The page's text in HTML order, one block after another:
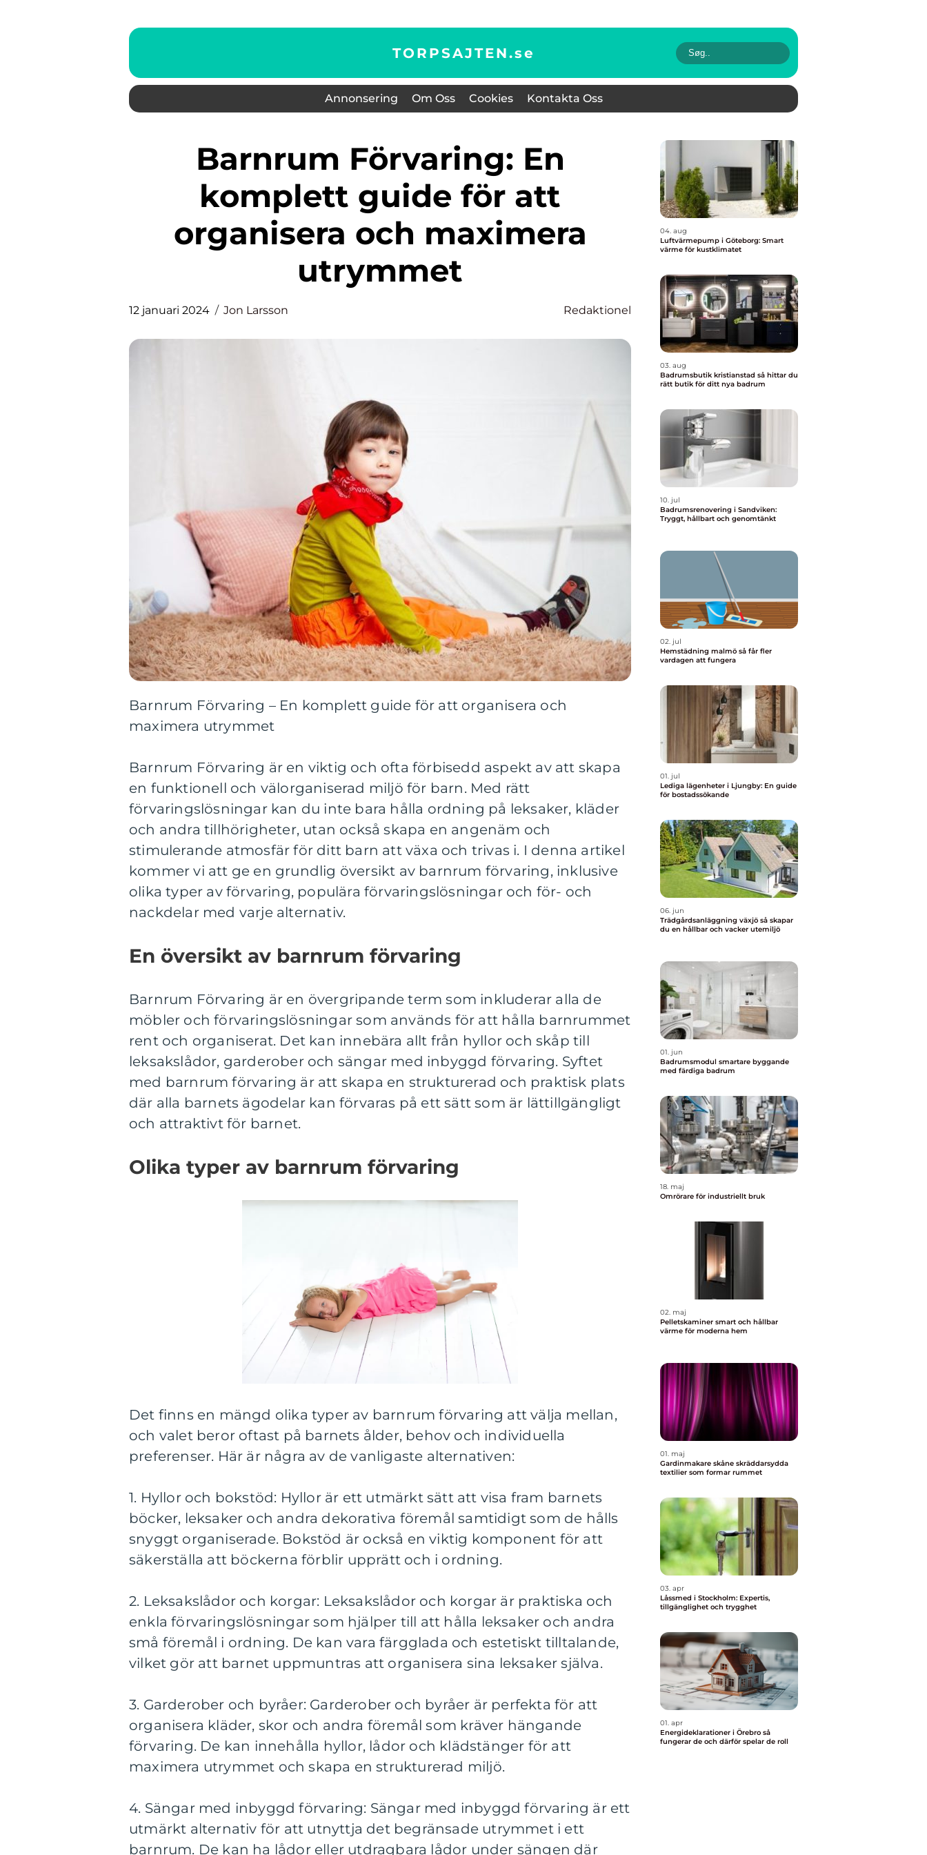
TORPSAJTEN.se
Annonsering Om Oss Cookies Kontakta Oss
Barnrum Förvaring: En
komplett guide för att
organisera och maximera
utrymmet
12 januari 2024 Jon Larsson Redaktionel
Barnrum Förvaring – En komplett guide för att organisera och
maximera utrymmet
Barnrum Förvaring är en viktig och ofta förbisedd aspekt av att skapa
en funktionell och välorganiserad miljö för barn. Med rätt
förvaringslösningar kan du inte bara hålla ordning på leksaker, kläder
och andra tillhörigheter, utan också skapa en angenäm och
stimulerande atmosfär för ditt barn att växa och trivas i. I denna artikel
kommer vi att ge en grundlig översikt av barnrum förvaring, inklusive
olika typer av förvaring, populära förvaringslösningar och för- och
nackdelar med varje alternativ.
En översikt av barnrum förvaring
Barnrum Förvaring är en övergripande term som inkluderar alla de
möbler och förvaringslösningar som används för att hålla barnrummet
rent och organiserat. Det kan innebära allt från hyllor och skåp till
leksakslådor, garderober och sängar med inbyggd förvaring. Syftet
med barnrum förvaring är att skapa en strukturerad och praktisk plats
där alla barnets ägodelar kan förvaras på ett sätt som är lättillgängligt
och attraktivt för barnet.
Olika typer av barnrum förvaring
Det finns en mängd olika typer av barnrum förvaring att välja mellan,
och valet beror oftast på barnets ålder, behov och individuella
preferenser. Här är några av de vanligaste alternativen:
1. Hyllor och bokstöd: Hyllor är ett utmärkt sätt att visa fram barnets
böcker, leksaker och andra dekorativa föremål samtidigt som de hålls
snyggt organiserade. Bokstöd är också en viktig komponent för att
säkerställa att böckerna förblir upprätt och i ordning.
2. Leksakslådor och korgar: Leksakslådor och korgar är praktiska och
enkla förvaringslösningar som hjälper till att hålla leksaker och andra
små föremål i ordning. De kan vara färgglada och estetiskt tilltalande,
vilket gör att barnet uppmuntras att organisera sina leksaker själva.
3. Garderober och byråer: Garderober och byråer är perfekta för att
organisera kläder, skor och andra föremål som kräver hängande
förvaring. De kan innehålla hyllor, lådor och klädstänger för att
maximera utrymmet och skapa en strukturerad miljö.
4. Sängar med inbyggd förvaring: Sängar med inbyggd förvaring är ett
utmärkt alternativ för att utnyttja det begränsade utrymmet i ett
barnrum. De kan ha lådor eller utdragbara lådor under sängen där
04. aug
Luftvärmepump i Göteborg: Smart
värme för kustklimatet
03. aug
Badrumsbutik kristianstad så hittar du
rätt butik för ditt nya badrum
10. jul
Badrumsrenovering i Sandviken:
Tryggt, hållbart och genomtänkt
02. jul
Hemstädning malmö så får fler
vardagen att fungera
01. jul
Lediga lägenheter i Ljungby: En guide
för bostadssökande
06. jun
Trädgårdsanläggning växjö så skapar
du en hållbar och vacker utemiljö
01. jun
Badrumsmodul smartare byggande
med färdiga badrum
18. maj
Omrörare för industriellt bruk
02. maj
Pelletskaminer smart och hållbar
värme för moderna hem
01. maj
Gardinmakare skåne skräddarsydda
textilier som formar rummet
03. apr
Låssmed i Stockholm: Expertis,
tillgänglighet och trygghet
01. apr
Energideklarationer i Örebro så
fungerar de och därför spelar de roll